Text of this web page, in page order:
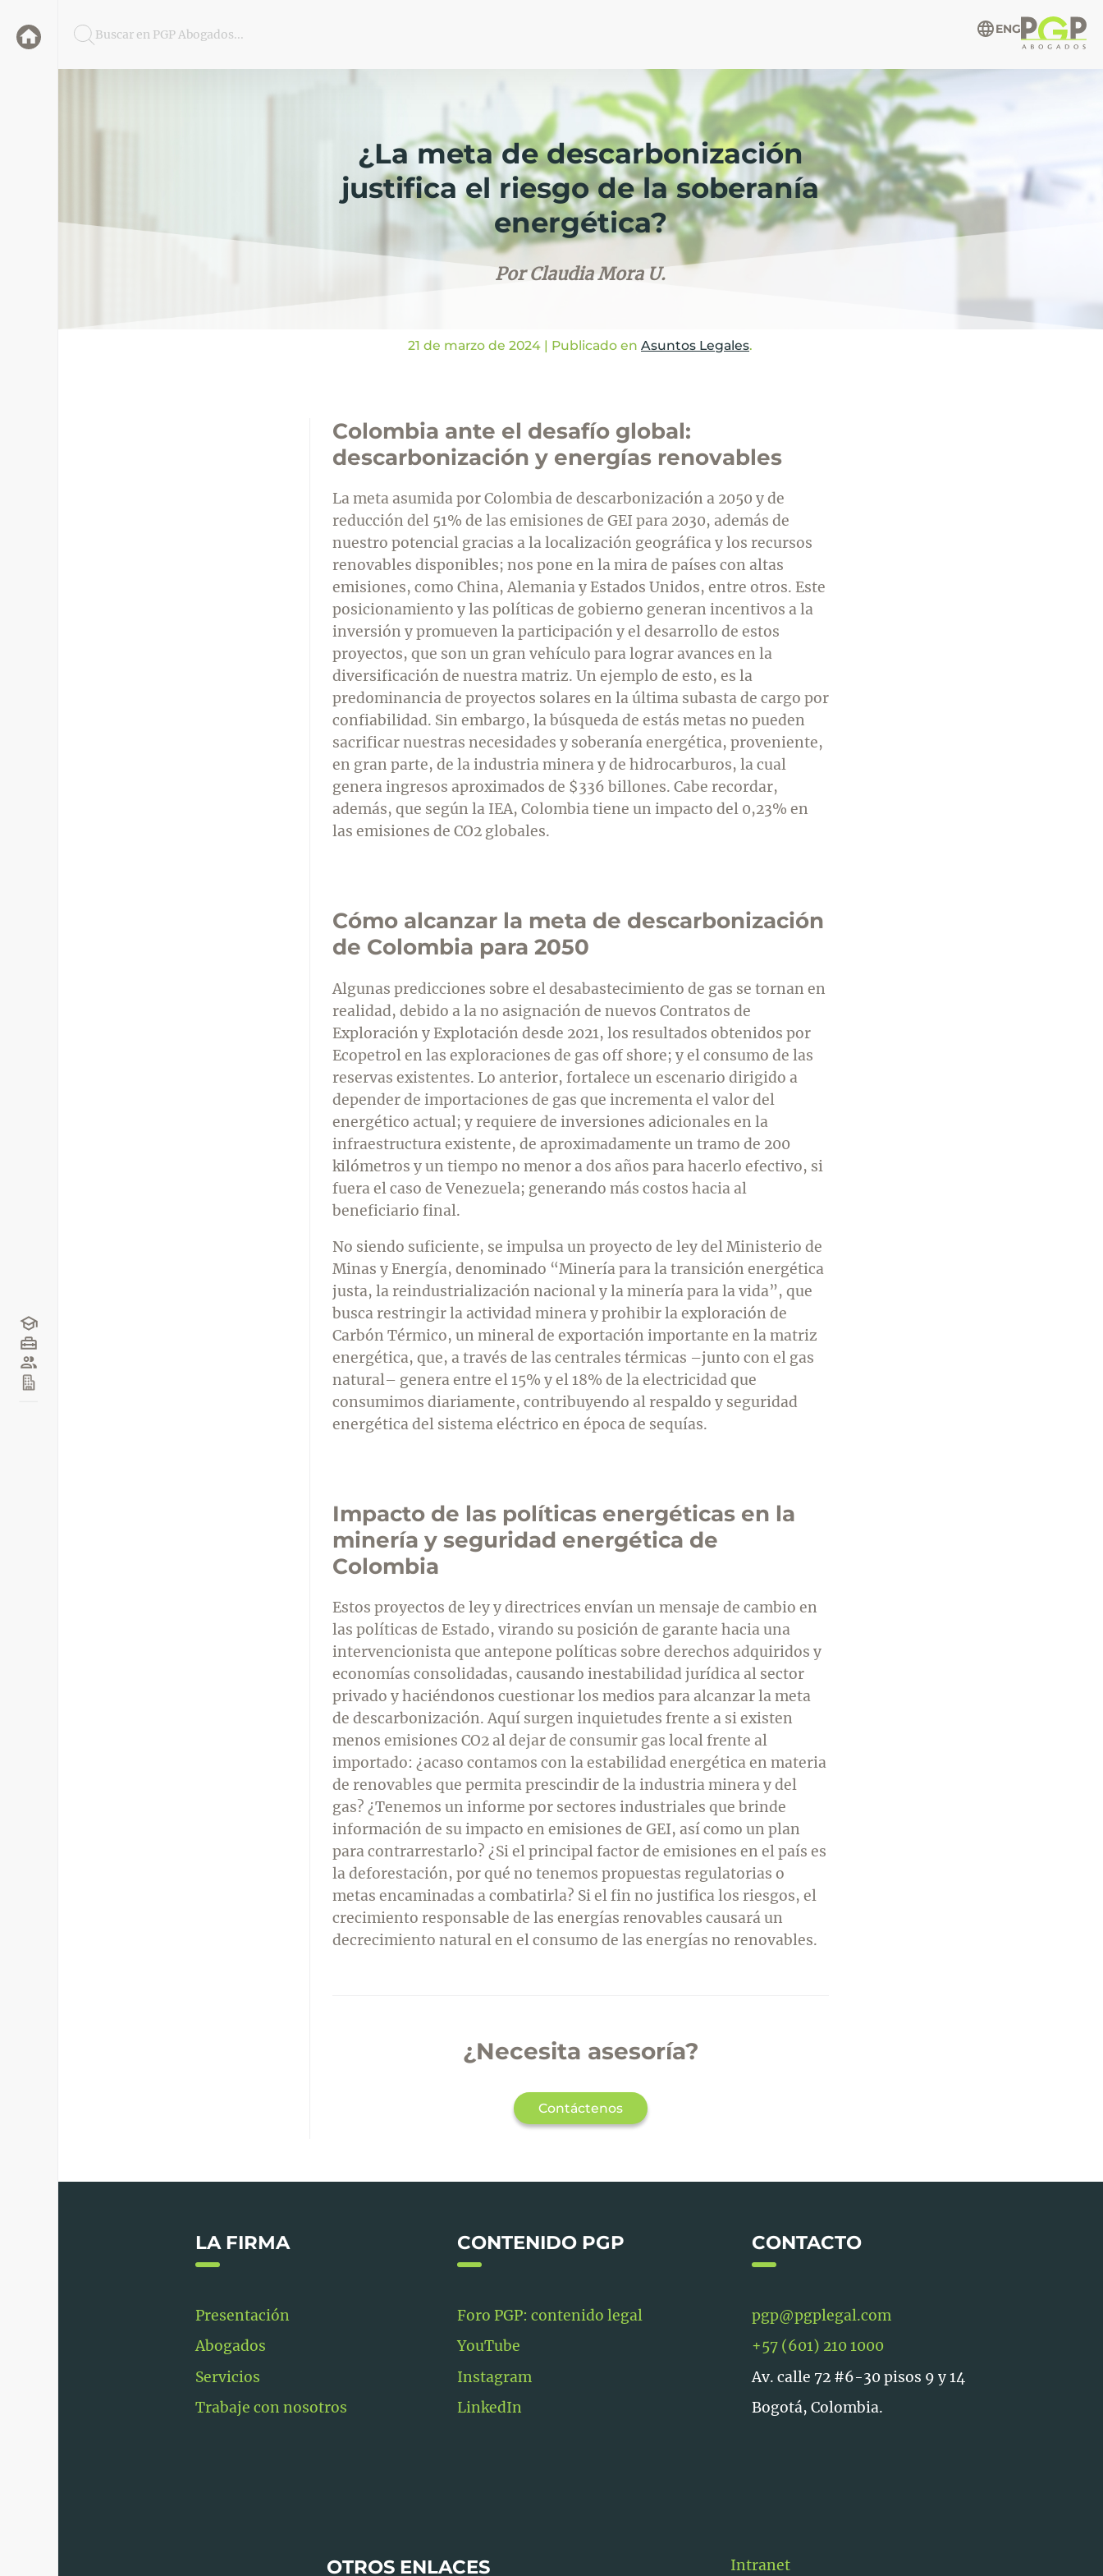
Buscar en PGP Abogados... ENG
¿La meta de descarbonización
justifica el riesgo de la soberanía
energética?
Por Claudia Mora U.
21 de marzo de 2024 | Publicado en Asuntos Legales.
Colombia ante el desafío global:
descarbonización y energías renovables
La meta asumida por Colombia de descarbonización a 2050 y de
reducción del 51% de las emisiones de GEI para 2030, además de
nuestro potencial gracias a la localización geográfica y los recursos
renovables disponibles; nos pone en la mira de países con altas
emisiones, como China, Alemania y Estados Unidos, entre otros. Este
posicionamiento y las políticas de gobierno generan incentivos a la
inversión y promueven la participación y el desarrollo de estos
proyectos, que son un gran vehículo para lograr avances en la
diversificación de nuestra matriz. Un ejemplo de esto, es la
predominancia de proyectos solares en la última subasta de cargo por
confiabilidad. Sin embargo, la búsqueda de estás metas no pueden
sacrificar nuestras necesidades y soberanía energética, proveniente,
en gran parte, de la industria minera y de hidrocarburos, la cual
genera ingresos aproximados de $336 billones. Cabe recordar,
además, que según la IEA, Colombia tiene un impacto del 0,23% en
las emisiones de CO2 globales.
Cómo alcanzar la meta de descarbonización
de Colombia para 2050
Algunas predicciones sobre el desabastecimiento de gas se tornan en
realidad, debido a la no asignación de nuevos Contratos de
Exploración y Explotación desde 2021, los resultados obtenidos por
Ecopetrol en las exploraciones de gas off shore; y el consumo de las
reservas existentes. Lo anterior, fortalece un escenario dirigido a
depender de importaciones de gas que incrementa el valor del
energético actual; y requiere de inversiones adicionales en la
infraestructura existente, de aproximadamente un tramo de 200
kilómetros y un tiempo no menor a dos años para hacerlo efectivo, si
fuera el caso de Venezuela; generando más costos hacia al
beneficiario final.
No siendo suficiente, se impulsa un proyecto de ley del Ministerio de
Minas y Energía, denominado “Minería para la transición energética
justa, la reindustrialización nacional y la minería para la vida”, que
busca restringir la actividad minera y prohibir la exploración de
Carbón Térmico, un mineral de exportación importante en la matriz
energética, que, a través de las centrales térmicas –junto con el gas
natural– genera entre el 15% y el 18% de la electricidad que
consumimos diariamente, contribuyendo al respaldo y seguridad
energética del sistema eléctrico en época de sequías.
Impacto de las políticas energéticas en la
minería y seguridad energética de
Colombia
Estos proyectos de ley y directrices envían un mensaje de cambio en
las políticas de Estado, virando su posición de garante hacia una
intervencionista que antepone políticas sobre derechos adquiridos y
economías consolidadas, causando inestabilidad jurídica al sector
privado y haciéndonos cuestionar los medios para alcanzar la meta
de descarbonización. Aquí surgen inquietudes frente a si existen
menos emisiones CO2 al dejar de consumir gas local frente al
importado: ¿acaso contamos con la estabilidad energética en materia
de renovables que permita prescindir de la industria minera y del
gas? ¿Tenemos un informe por sectores industriales que brinde
información de su impacto en emisiones de GEI, así como un plan
para contrarrestarlo? ¿Si el principal factor de emisiones en el país es
la deforestación, por qué no tenemos propuestas regulatorias o
metas encaminadas a combatirla? Si el fin no justifica los riesgos, el
crecimiento responsable de las energías renovables causará un
decrecimiento natural en el consumo de las energías no renovables.
¿Necesita asesoría?
Contáctenos
LA FIRMA
Presentación
Abogados
Servicios
Trabaje con nosotros
CONTENIDO PGP
Foro PGP: contenido legal
YouTube
Instagram
LinkedIn
CONTACTO
pgp@pgplegal.com
+57 (601) 210 1000
Av. calle 72 #6-30 pisos 9 y 14
Bogotá, Colombia.
OTROS ENLACES Intranet